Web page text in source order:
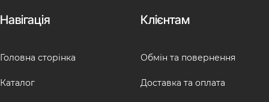
Навігація
Головна сторінка
Каталог
Клієнтам
Обмін та повернення
Доставка та оплата